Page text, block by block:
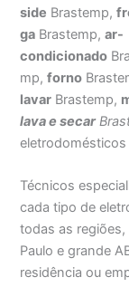
side Brastemp,
ga Brastemp,ar-
condicionado
mp,forno
lavar Brastemp,
lava e secar
Técnicos
cada tipo de
todas as regiões,
Paulo e grande
residência ou